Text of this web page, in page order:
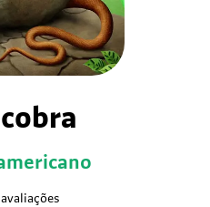
avaliações